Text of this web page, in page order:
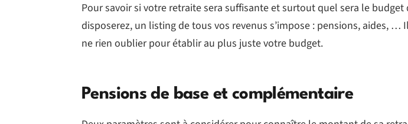
Pour savoir si votre retraite sera suffisante et surtout quel sera le budget
disposerez, un listing de tous vos revenus s’impose : pensions, aides, …
ne rien oublier pour établir au plus juste votre budget.
Pensions de base et complémentaire